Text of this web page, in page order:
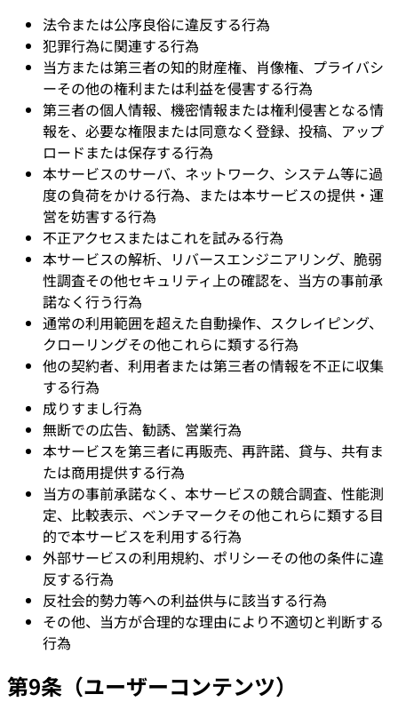
法令または公序良俗に違反する行為
犯罪行為に関連する行為
当方または第三者の知的財産権、肖像権、プライバシ
ーその他の権利または利益を侵害する行為
第三者の個人情報、機密情報または権利侵害となる情
報を、必要な権限または同意なく登録、投稿、アップ
ロードまたは保存する行為
本サービスのサーバ、ネットワーク、システム等に過
度の負荷をかける行為、または本サービスの提供・運
営を妨害する行為
不正アクセスまたはこれを試みる行為
本サービスの解析、リバースエンジニアリング、脆弱
性調査その他セキュリティ上の確認を、当方の事前承
諾なく行う行為
通常の利用範囲を超えた自動操作、スクレイピング、
クローリングその他これらに類する行為
他の契約者、利用者または第三者の情報を不正に収集
する行為
成りすまし行為
無断での広告、勧誘、営業行為
本サービスを第三者に再販売、再許諾、貸与、共有ま
たは商用提供する行為
当方の事前承諾なく、本サービスの競合調査、性能測
定、比較表示、ベンチマークその他これらに類する目
的で本サービスを利用する行為
外部サービスの利用規約、ポリシーその他の条件に違
反する行為
反社会的勢力等への利益供与に該当する行為
その他、当方が合理的な理由により不適切と判断する
行為
第9条（ユーザーコンテンツ）